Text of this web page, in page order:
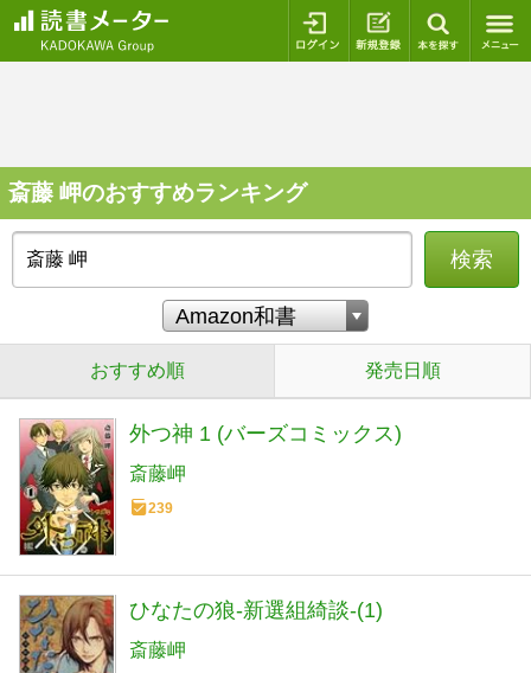
ログイン 新規登録
斎藤 岬のおすすめランキング
検索
おすすめ順 発売日順
外つ神 1 (バーズコミックス)
斎藤岬
239
ひなたの狼-新選組綺談-(1)
斎藤岬